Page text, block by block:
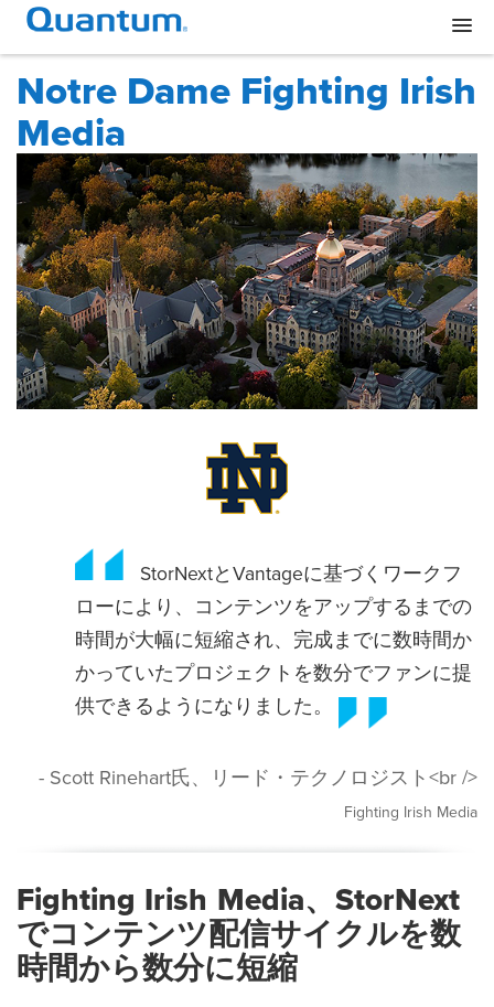
Notre Dame Fighting Irish
Media
StorNextとVantageに基づくワークフ
ローにより、コンテンツをアップするまでの
時間が大幅に短縮され、完成までに数時間か
かっていたプロジェクトを数分でファンに提
供できるようになりました。
- Scott Rinehart氏、リード・テクノロジスト<br />
Fighting Irish Media
Fighting Irish Media、StorNext
でコンテンツ配信サイクルを数
時間から数分に短縮